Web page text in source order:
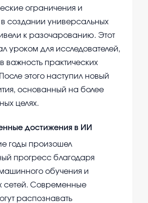
ограничения и
в создании универсальных
к разочарованию. Этот
уроком для исследователей,
важность практических
этого наступил новый
основанный на более
целях.
достижения в ИИ
годы произошел
прогресс благодаря
обучения и
сетей. Современные
распознавать